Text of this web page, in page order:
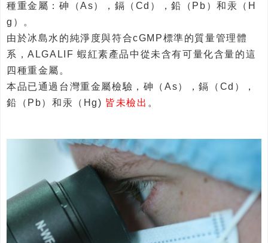
種重金屬：砷（As），鎘（Cd），鉛（Pb）和汞（H
g）。
由於冰島水的純淨度與符合cGMP標準的質量管理體
系，ALGALIF 蝦紅素產品中從未含有可量化含量的這
四種重金屬。
本品已通過台灣重金屬檢驗，砷（As），鎘（Cd），
鉛（Pb）和汞（Hg) 皆未檢出 。